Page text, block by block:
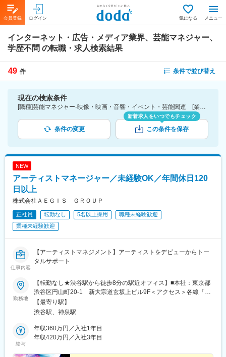
会員登録 ログイン 気になる メニュー
インターネット・広告・メディア業界、芸能マネジャー、
学歴不問 の転職・求人検索結果
49 件 条件で並び替え
現在の検索条件
[職種]芸能マネジャー-映像・映画・音響・イベント・芸能関連 [業種]インターネット・広告・メディア業界 [こだわり条件ピックアップ]学歴不問 [詳細条件](募集・採用情報)学歴不問
条件の変更
新着求人をいつでもチェック
この条件を保存
NEW
アーティストマネージャー／未経験OK／年間休日120
日以上
株式会社ＡＥＧＩＳ ＧＲＯＵＰ
正社員 転勤なし 5名以上採用
職種未経験歓迎
業種未経験歓迎
仕事内容
【アーティストマネジメント】アーティストをデビューからトー
タルサポート
勤務地
【転勤なし★渋谷駅から徒歩8分の駅近オフィス】■本社：東京都
渋谷区円山町20-1 新大宗道玄坂上ビル9F＜アクセス＞各線「渋
谷駅」より徒歩8分京王井の頭線「神泉駅」より 徒歩4分受動喫煙
対策：オフィス内禁煙
【最寄り駅】
渋谷駅、神泉駅
給与
年収360万円／入社1年目
年収420万円／入社3年目